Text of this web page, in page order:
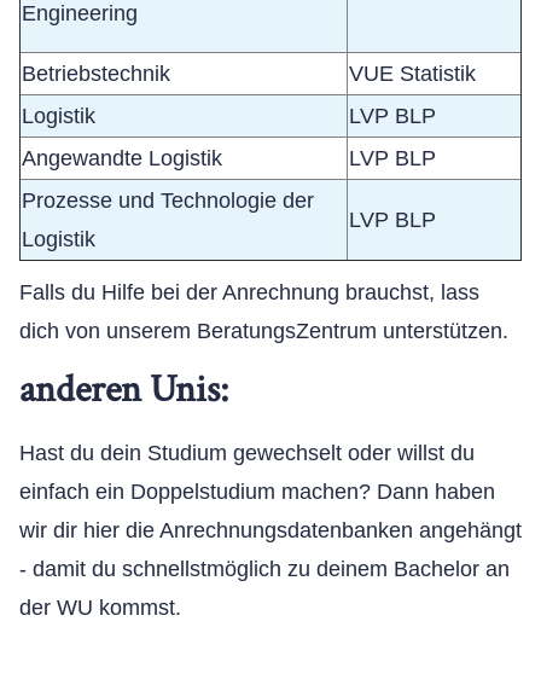
Engineering
Betriebstechnik
VUE Statistik
Logistik
LVP BLP
Angewandte Logistik
LVP BLP
Prozesse und Technologie der
Logistik
LVP BLP
Falls du Hilfe bei der Anrechnung brauchst, lass
dich von unserem BeratungsZentrum unterstützen.
anderen Unis:
Hast du dein Studium gewechselt oder willst du
einfach ein Doppelstudium machen? Dann haben
wir dir hier die Anrechnungsdatenbanken angehängt
- damit du schnellstmöglich zu deinem Bachelor an
der WU kommst.